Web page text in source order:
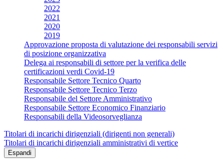
2022
2021
2020
2019
Approvazione proposta di valutazione dei responsabili servizi
di posizione organizzativa
Delega ai responsabili di settore per la verifica delle
certificazioni verdi Covid-19
Responsabile Settore Tecnico Quarto
Responsabile Settore Tecnico Terzo
Responsabile del Settore Amministrativo
Responsabile Settore Economico Finanziario
Responsabili della Videosorveglianza
Titolari di incarichi dirigenziali (dirigenti non generali)
Titolari di incarichi dirigenziali amministrativi di vertice
Espandi